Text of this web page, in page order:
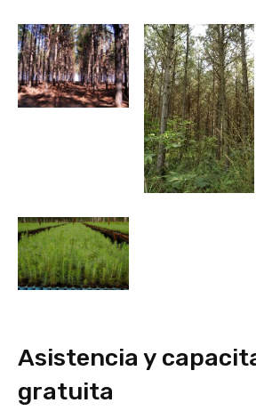
Asistencia y
gratuita